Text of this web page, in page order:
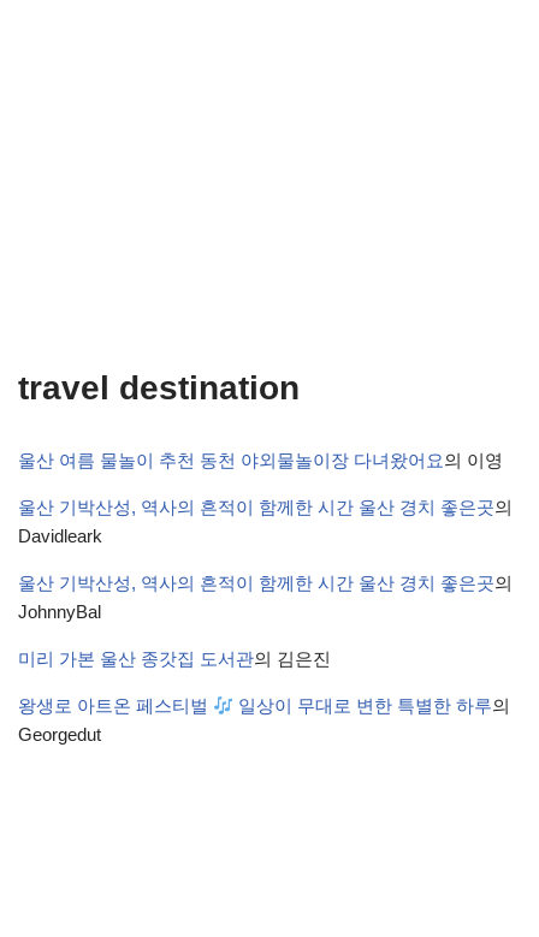
travel destination
울산 여름 물놀이 추천 동천 야외물놀이장 다녀왔어요의 이영
울산 기박산성, 역사의 흔적이 함께한 시간 울산 경치 좋은곳의
Davidleark
울산 기박산성, 역사의 흔적이 함께한 시간 울산 경치 좋은곳의
JohnnyBal
미리 가본 울산 종갓집 도서관의 김은진
왕생로 아트온 페스티벌 일상이 무대로 변한 특별한 하루의
Georgedut